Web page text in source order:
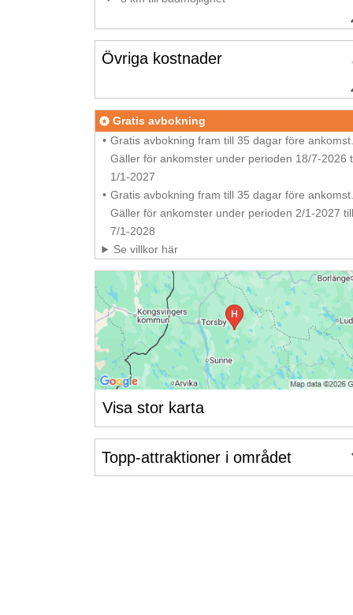
Övriga kostnader
Gratis avbokning
Gratis avbokning fram till 35 dagar före
Gäller för ankomster under perioden 18/7-2026
1/1-2027
Gratis avbokning fram till 35 dagar före
Gäller för ankomster under perioden 2/1-2027
7/1-2028
Se villkor här
Visa stor karta
Topp-attraktioner i området